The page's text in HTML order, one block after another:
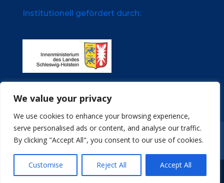
We value your privacy
We use cookies to enhance your browsing experience,
serve personalised ads or content, and analyse our traffic.
By clicking "Accept All", you consent to our use of cookies.
Customise Reject All Accept All
Institutionell gefördert durch:
Impressum Datenschutz
Stellenangebote
© Türkische Gemeinde in Schleswig-Holstein e.V.